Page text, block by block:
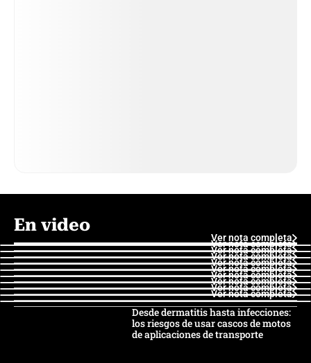
En video
Ver nota completa
Ver nota completa
Ver nota completa
Ver nota completa
Ver nota completa
Ver nota completa
Ver nota completa
Ver nota completa
Ver nota completa
Ver nota completa
Desde dermatitis hasta infecciones:
los riesgos de usar cascos de motos
de aplicaciones de transporte